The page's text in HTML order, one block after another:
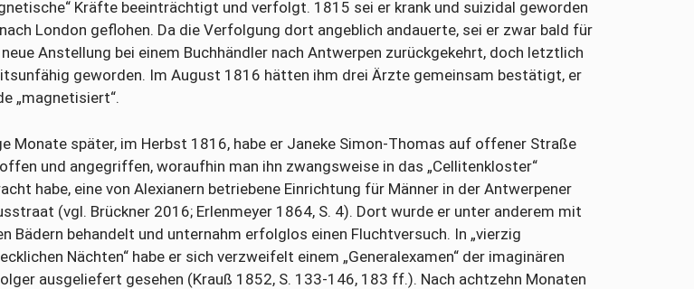
Kräfte beeinträchtigt und verfolgt. 1815 sei er krank und suizidal geworden
London geflohen. Da die Verfolgung dort angeblich andauerte, sei er zwar bald für
neue Anstellung bei einem Buchhändler nach Antwerpen zurückgekehrt, doch letztlich
geworden. Im August 1816 hätten ihm drei Ärzte gemeinsam bestätigt, er
„magnetisiert“.
Monate später, im Herbst 1816, habe er Janeke Simon-Thomas auf offener Straße
und angegriffen, woraufhin man ihn zwangsweise in das „Cellitenkloster“
habe, eine von Alexianern betriebene Einrichtung für Männer in der Antwerpener
(vgl. Brückner 2016; Erlenmeyer 1864, S. 4). Dort wurde er unter anderem mit
Bädern behandelt und unternahm erfolglos einen Fluchtversuch. In „vierzig
Nächten“ habe er sich verzweifelt einem „Generalexamen“ der imaginären
ausgeliefert gesehen (Krauß 1852, S. 133-146, 183 ff.). Nach achtzehn Monaten